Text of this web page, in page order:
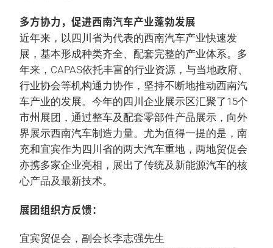
多方协力，促进西南汽车产业蓬勃发展
近年来，以四川省为代表的西南汽车产业快速发
展，基本形成种类齐全、配套完整的产业体系。多
年来，CAPAS依托丰富的行业资源，与当地政府、
行业协会等机构通力协作，坚持不断地推动西南汽
车产业的发展。今年的四川企业展示区汇聚了15个
市州展团，通过整车及配套零部件产品展示，向外
界展示西南汽车制造力量。尤为值得一提的是，南
充和宜宾作为四川省的两大汽车重地，两地贸促会
亦携多家企业亮相，展出了传统及新能源汽车的核
心产品及最新技术。
展团组织方反馈：
宜宾贸促会，副会长李志强先生